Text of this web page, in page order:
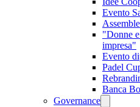
Evento
"Donne
impresa"
Evento
Padel
Banca
Governance